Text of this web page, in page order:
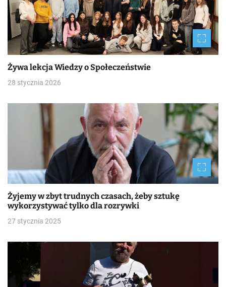
Żywa lekcja Wiedzy o Społeczeństwie
28 stycznia 2026
Żyjemy w zbyt trudnych czasach, żeby sztukę
wykorzystywać tylko dla rozrywki
27 stycznia 2025